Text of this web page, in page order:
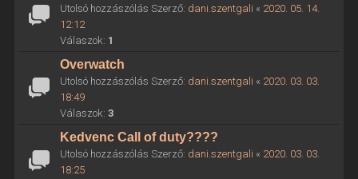
Utolsó hozzászólás Szerző: dani.szentgali « 2020. 05. 14.
12:12
Válaszok: 1
Overwatch
Utolsó hozzászólás Szerző: dani.szentgali « 2020. 03. 03.
18:49
Válaszok: 3
Kedvenc Call of duty????
Utolsó hozzászólás Szerző: dani.szentgali « 2020. 03. 03.
18:25